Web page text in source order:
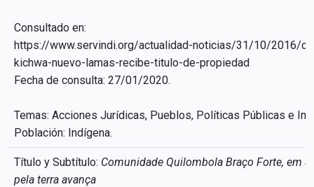
Consultado en:
https://www.servindi.org/actualidad-noticias/31/10/2016/
kichwa-nuevo-lamas-recibe-titulo-de-propiedad
Fecha de consulta: 27/01/2020.
Temas: Acciones Jurídicas, Pueblos, Políticas Públicas e
Población: Indígena.
Título y Subtítulo: Comunidade Quilombola Braço Forte, em
pela terra avança